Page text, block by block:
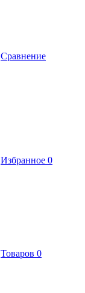
Сравнение
Избранное 0
Товаров 0